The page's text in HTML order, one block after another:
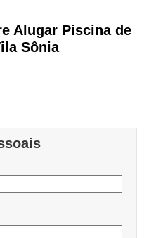
Alugar Piscina de
Sônia